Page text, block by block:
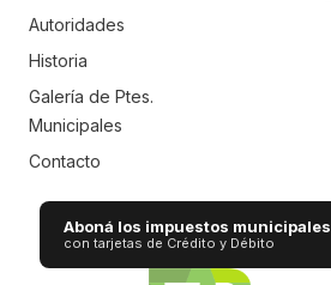
Autoridades
Historia
Galería de Ptes.
Municipales
Contacto
Aboná los impuestos municipales
con tarjetas de Crédito y Débito